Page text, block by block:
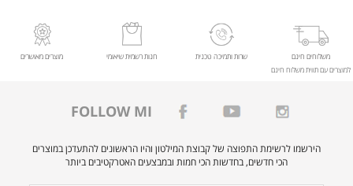
משלוחים חינם
למוצרים עם תווית משלוח חינם
שרות ותמיכה טכנית חנות רשמית שיאומי מוצרים מאושרים
FOLLOW MI
הירשמו לרשימת התפוצה של קבוצת המילטון והיו הראשונים להתעדכן במוצרים
הכי חדשים, בחדשות הכי חמות ובמבצעים האטרקטיבים ביותר